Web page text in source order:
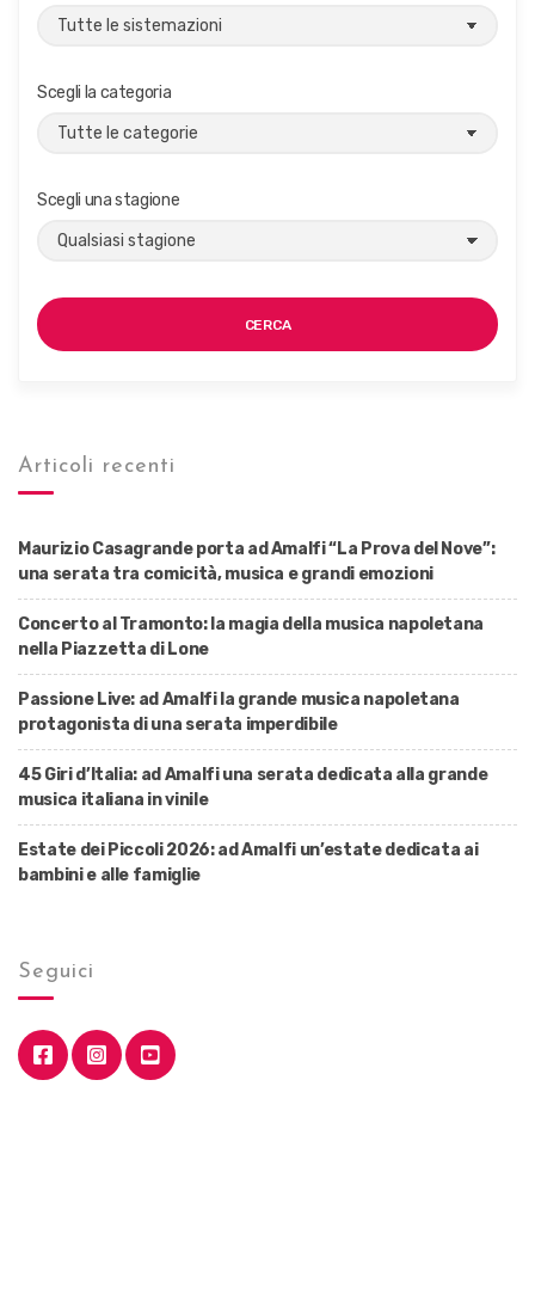
Scegli la categoria
Scegli una stagione
CERCA
Articoli recenti
Maurizio Casagrande porta ad Amalfi “La Prova del Nove”:
una serata tra comicità, musica e grandi emozioni
Concerto al Tramonto: la magia della musica napoletana
nella Piazzetta di Lone
Passione Live: ad Amalfi la grande musica napoletana
protagonista di una serata imperdibile
45 Giri d’Italia: ad Amalfi una serata dedicata alla grande
musica italiana in vinile
Estate dei Piccoli 2026: ad Amalfi un’estate dedicata ai
bambini e alle famiglie
Seguici